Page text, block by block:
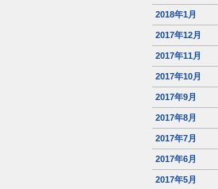
2018年1月
2017年12月
2017年11月
2017年10月
2017年9月
2017年8月
2017年7月
2017年6月
2017年5月